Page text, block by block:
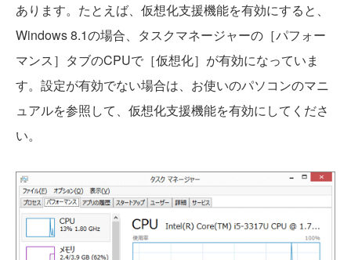
あります。たとえば、仮想化支援機能を有効にすると、
Windows 8.1の場合、タスクマネージャーの［パフォー
マンス］タブのCPUで［仮想化］が有効になっていま
す。設定が有効でない場合は、お使いのパソコンのマニ
ュアルを参照して、仮想化支援機能を有効にしてくださ
い。